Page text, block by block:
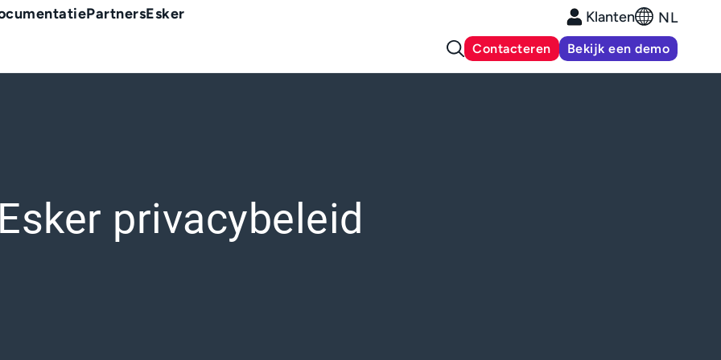
PartnersEsker Klanten NL
Contacteren Bekijk een demo
Esker privacybeleid